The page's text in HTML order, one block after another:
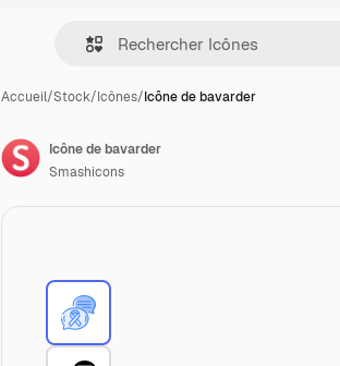
Accueil/Stock/Icônes/Icône de bavarder
Icône de bavarder
Smashicons